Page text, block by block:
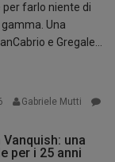
per farlo niente di
Una
e Gregale...
Gabriele Mutti
una
per i 25 anni